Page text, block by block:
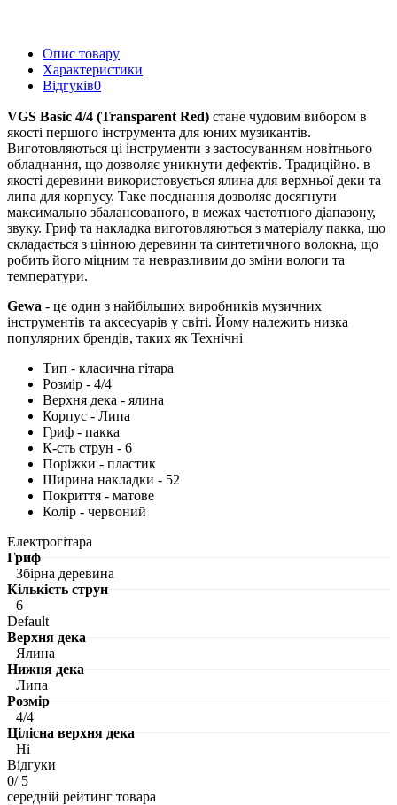
Опис товару
Характеристики
Відгуків0
VGS Basic 4/4 (Transparent Red) стане чудовим вибором в
якості першого інструмента для юних музикантів.
Виготовляються ці інструменти з застосуванням новітнього
обладнання, що дозволяє уникнути дефектів. Традиційно. в
якості деревини використовується ялина для верхньої деки та
липа для корпусу. Таке поєднання дозволяє досягнути
максимально збалансованого, в межах частотного діапазону,
звуку. Гриф та накладка виготовляються з матеріалу пакка, що
складається з цінною деревини та синтетичного волокна, що
робить його міцним та невразливим до зміни вологи та
температури.
Gewa - це один з найбільших виробників музичних
інструментів та аксесуарів у світі. Йому належить низка
популярних брендів, таких як Технічні
Тип - класична гітара
Розмір - 4/4
Верхня дека - ялина
Корпус - Липа
Гриф - пакка
К-сть струн - 6
Поріжки - пластик
Ширина накладки - 52
Покриття - матове
Колір - червоний
Електрогітара
Гриф
Збірна деревина
Кількість струн
6
Default
Верхня дека
Ялина
Нижня дека
Липа
Розмір
4/4
Цілісна верхня дека
Ні
Відгуки
0/ 5
середній рейтинг товара